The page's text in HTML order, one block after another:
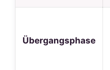
Übergangsphase